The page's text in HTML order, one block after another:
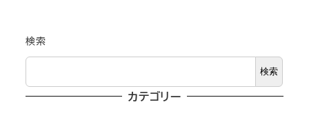
検索
検索
カテゴリー